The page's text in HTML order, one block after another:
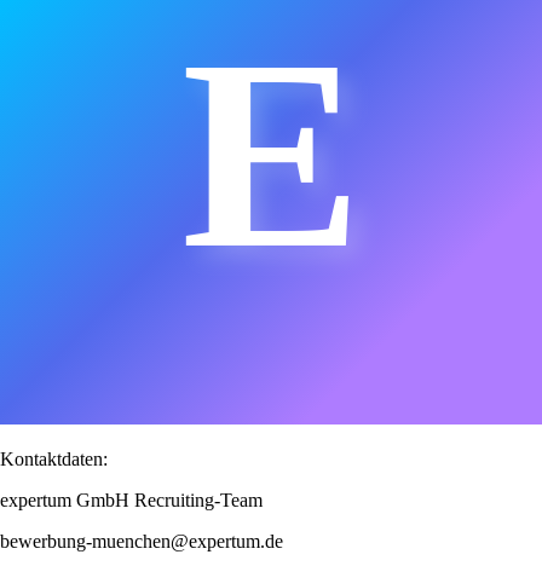
E
Kontaktdaten:
expertum GmbH Recruiting-Team
bewerbung-muenchen@expertum.de